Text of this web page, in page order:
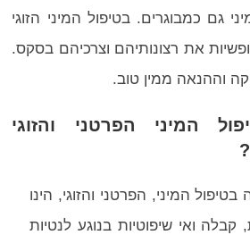
גם כמבוגרים. בטיפול המיני הזוגי
את רצונותיהם וצרכיהם בסקס.
וההנאה ממין טוב.
המיני הפרטני והזוגי
המיני, הפרטני והזוגי, הינו
ואי שיפוטיות בנוגע לנטיות